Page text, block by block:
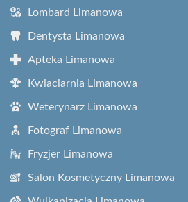
Lombard Limanowa
Dentysta Limanowa
Apteka Limanowa
Kwiaciarnia Limanowa
Weterynarz Limanowa
Fotograf Limanowa
Fryzjer Limanowa
Salon Kosmetyczny Limanowa